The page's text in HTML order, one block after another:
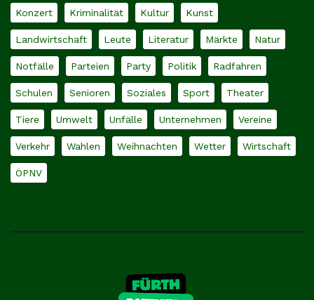
Konzert Kriminalität Kultur Kunst
Landwirtschaft Leute Literatur Märkte Natur
Notfälle Parteien Party Politik Radfahren
Schulen Senioren Soziales Sport Theater
Tiere Umwelt Unfälle Unternehmen Vereine
Verkehr Wahlen Weihnachten Wetter Wirtschaft
ÖPNV